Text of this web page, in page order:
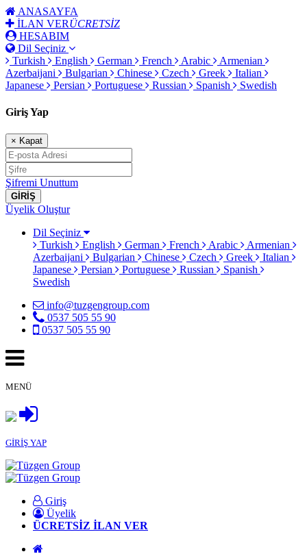
ANASAYFA
İLAN VERÜCRETSİZ
HESABIM
Dil Seçiniz
Turkish
English German French Arabic
Armenian
Azerbaijani
Bulgarian Chinese Czech Greek
Italian
Japanese
Persian Portuguese Russian Spanish Swedish
Giriş Yap
× Kapat
Şifremi Unuttum
GİRİŞ
Üyelik Oluştur
Dil Seçiniz
Turkish
English German French Arabic
Armenian
Azerbaijani
Bulgarian Chinese Czech Greek
Italian
Japanese
Persian Portuguese Russian
Spanish
Swedish
info@tuzgengroup.com
0537 505 55 90
0537 505 55 90
MENÜ
GİRİŞ YAP
Giriş
Üyelik
ÜCRETSİZ İLAN VER